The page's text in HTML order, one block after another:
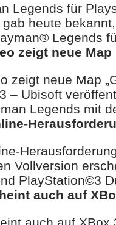
Legends für
heute
Legends
zeigt neue
zeigt neue Map
– Ubisoft
Legends mit
Vollversion
PlayStation©3
auch auf
auch auf XBox